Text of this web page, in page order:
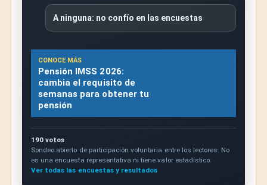
A ninguna: no confío en las encuestas
CONOCE MÁS
Pensión IMSS 2026:
cambia el requisito de
semanas para obtener tu
pensión
190 votos
Sondeo abierto de participación voluntaria entre los lectores. No
es una encuesta representativa ni tiene valor estadístico.
Ver todas las encuestas y resultados